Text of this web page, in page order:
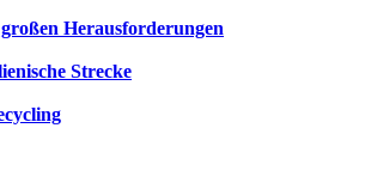
Herausforderungen
Strecke